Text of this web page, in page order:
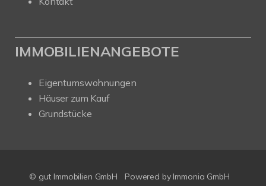
IMMOBILIENANGEBOTE
Eigentumswohnungen
Häuser zum Kauf
Grundstücke
© gut Immobilien GmbH Powered by Immonia GmbH